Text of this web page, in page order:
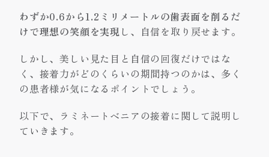
わずか0.6から1.2ミリメートルの歯表面を削るだ
けで理想の笑顔を実現し、自信を取り戻せます。
しかし、美しい見た目と自信の回復だけではな
く、接着力がどのくらいの期間持つのかは、多く
の患者様が気になるポイントでしょう。
以下で、ラミネートベニアの接着に関して説明し
ていきます。